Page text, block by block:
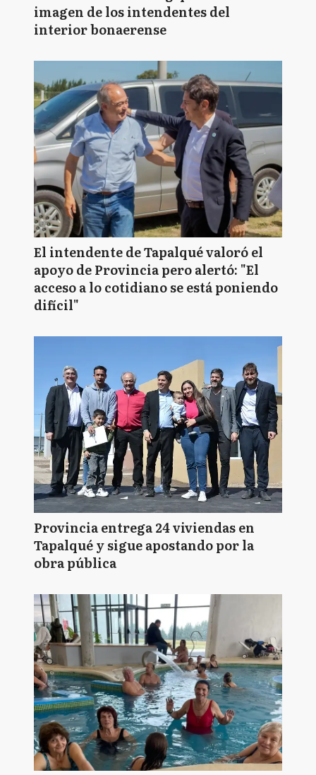
imagen de los intendentes del
interior bonaerense
El intendente de Tapalqué valoró el
apoyo de Provincia pero alertó: "El
acceso a lo cotidiano se está poniendo
difícil"
Provincia entrega 24 viviendas en
Tapalqué y sigue apostando por la
obra pública